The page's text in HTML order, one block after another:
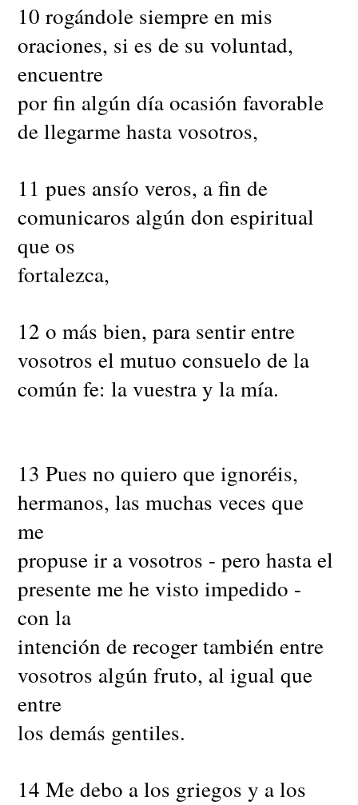
10 rogándole siempre en mis
oraciones, si es de su voluntad,
encuentre
por fin algún día ocasión favorable
de llegarme hasta vosotros,
11 pues ansío veros, a fin de
comunicaros algún don espiritual
que os
fortalezca,
12 o más bien, para sentir entre
vosotros el mutuo consuelo de la
común fe: la vuestra y la mía.
13 Pues no quiero que ignoréis,
hermanos, las muchas veces que
me
propuse ir a vosotros - pero hasta el
presente me he visto impedido -
con la
intención de recoger también entre
vosotros algún fruto, al igual que
entre
los demás gentiles.
14 Me debo a los griegos y a los